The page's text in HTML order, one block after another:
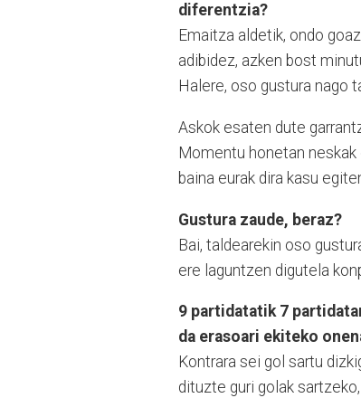
diferentzia?
Emaitza aldetik, ondo
adibidez, azken bost
Halere, oso gustura nago
Askok esaten dute
Momentu honetan
baina eurak dira kasu
Gustura zaude, beraz?
Bai, taldearekin oso
ere laguntzen digutela
9 partidatatik 7
da erasoari ekiteko
Kontrara sei gol sartu
dituzte guri golak